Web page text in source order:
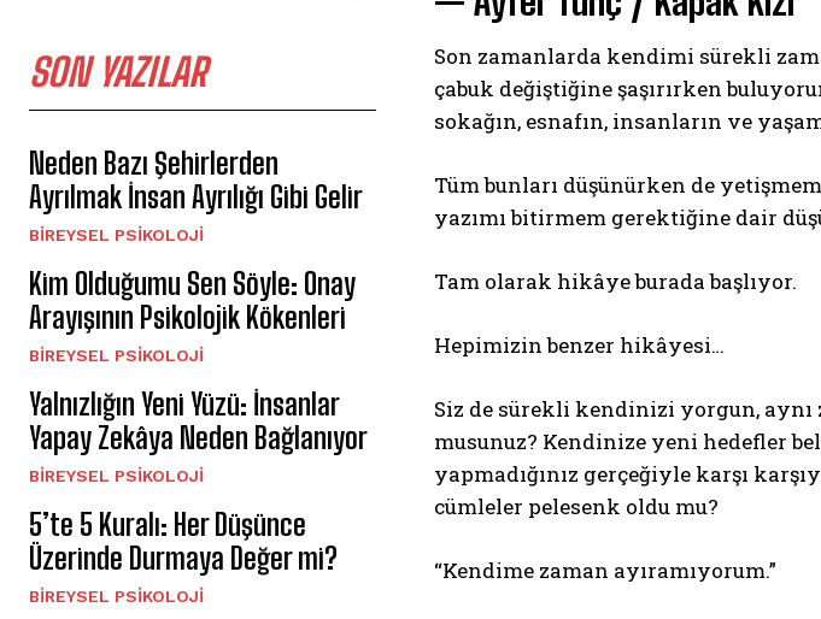
SON YAZILAR
Neden Bazı Şehirlerden
Ayrılmak İnsan Ayrılığı Gibi Gelir
BIREYSEL PSIKOLOJI
Kim Olduğumu Sen Söyle: Onay
Arayışının Psikolojik Kökenleri
BIREYSEL PSIKOLOJI
Yalnızlığın Yeni Yüzü: İnsanlar
Yapay Zekâya Neden Bağlanıyor
BIREYSEL PSIKOLOJI
5’te 5 Kuralı: Her Düşünce
Üzerinde Durmaya Değer mi?
BIREYSEL PSIKOLOJI
Son zamanlarda kendimi sürekli
çabuk değiştiğine şaşırırken
sokağın, esnafın, insanların ve
Tüm bunları düşünürken de
yazımı bitirmem gerektiğine dair
Tam olarak hikâye burada başlıyor.
Hepimizin benzer hikâyesi…
Siz de sürekli kendinizi yorgun,
musunuz? Kendinize yeni hedefler
yapmadığınız gerçeğiyle karşı
cümleler pelesenk oldu mu?
“Kendime zaman ayıramıyorum.”